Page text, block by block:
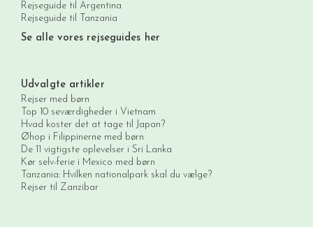
Rejseguide til Argentina
Rejseguide til Tanzania
Se alle vores rejseguides her
Udvalgte artikler
Rejser med børn
Top 10 seværdigheder i Vietnam
Hvad koster det at tage til Japan?
Øhop i Filippinerne med børn
De 11 vigtigste oplevelser i Sri Lanka
Kør selv-ferie i Mexico med børn
Tanzania: Hvilken nationalpark skal du vælge?
Rejser til Zanzibar